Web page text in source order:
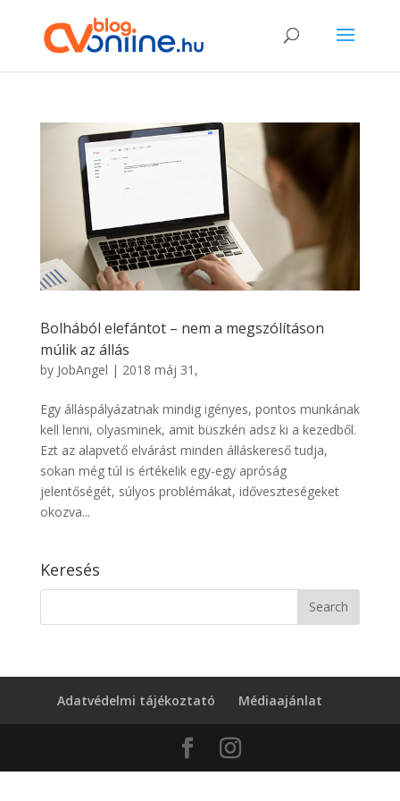
Bolhából elefántot – nem a megszólításon
múlik az állás
by JobAngel | 2018 máj 31,
Egy álláspályázatnak mindig igényes, pontos munkának
kell lenni, olyasminek, amit büszkén adsz ki a kezedből.
Ezt az alapvető elvárást minden álláskereső tudja,
sokan még túl is értékelik egy-egy apróság
jelentőségét, súlyos problémákat, időveszteségeket
okozva...
Keresés
Adatvédelmi tájékoztató Médiaajánlat